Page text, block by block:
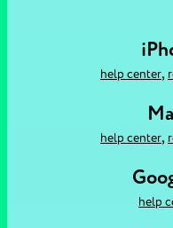
help center,
help center,
help